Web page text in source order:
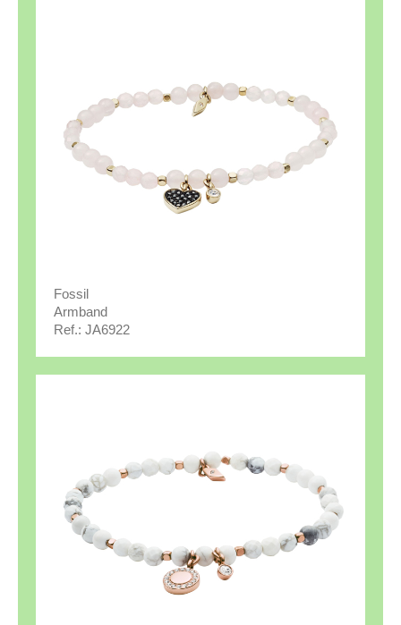
Fossil
Armband
Ref.: JA6922